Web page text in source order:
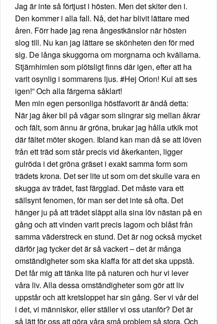
Jag är inte så förtjust i hösten. Men det skiter den i.
Den kommer i alla fall. Nå, det har blivit lättare med
åren. Förr hade jag rena ångestkänslor när hösten
slog till. Nu kan jag lättare se skönheten den för med
sig. De långa skuggorna om morgnarna och kvällarna.
Stjärnhimlen som plötsligt finns där igen, efter att ha
varit osynlig i sommarens ljus. #Hej Orion! Kul att ses
igen!” Och alla färgerna såklart!
Men min egen personliga höstfavorit är ändå detta:
När jag åker bil på vägar som slingrar sig mellan åkrar
och fält, som ännu är gröna, brukar jag hålla utkik mot
där fältet möter skogen. Ibland kan man då se att löven
från ett träd som står precis vid åkerkanten, ligger
gulröda i det gröna gräset i exakt samma form som
trädets krona. Det ser lite ut som om det skulle vara en
skugga av trädet, fast färgglad. Det måste vara ett
sällsynt fenomen, för man ser det inte så ofta. Det
hänger ju på att trädet släppt alla sina löv nästan på en
gång och att vinden varit precis lagom och blåst från
samma väderstreck en stund. Det är nog också mycket
därför jag tycker det är så vackert – det är många
omständigheter som ska klaffa för att det ska uppstå.
Det får mig att tänka lite på naturen och hur vi lever
våra liv. Alla dessa omständigheter som gör att liv
uppstår och att kretsloppet har sin gång. Ser vi vår del
i det, vi människor, eller ställer vi oss utanför? Det är
så lätt för oss att göra våra små problem så stora. Och